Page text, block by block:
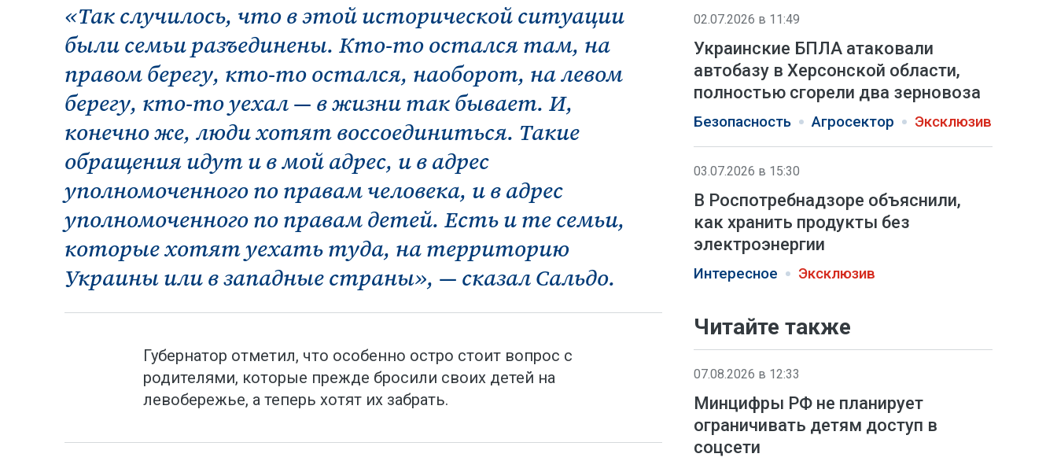
«Так случилось, что в этой исторической ситуации
были семьи разъединены. Кто-то остался там, на
правом берегу, кто-то остался, наоборот, на левом
берегу, кто-то уехал — в жизни так бывает. И,
конечно же, люди хотят воссоединиться. Такие
обращения идут и в мой адрес, и в адрес
уполномоченного по правам человека, и в адрес
уполномоченного по правам детей. Есть и те семьи,
которые хотят уехать туда, на территорию
Украины или в западные страны», — сказал Сальдо.
Губернатор отметил, что особенно остро стоит вопрос с
родителями, которые прежде бросили своих детей на
левобережье, а теперь хотят их забрать.
02.07.2026 в 11:49
Украинские БПЛА атаковали
автобазу в Херсонской области,
полностью сгорели два зерновоза
Безопасность Агросектор Эксклюзив
03.07.2026 в 15:30
В Роспотребнадзоре объяснили,
как хранить продукты без
электроэнергии
Интересное Эксклюзив
Читайте также
07.08.2026 в 12:33
Минцифры РФ не планирует
ограничивать детям доступ в
соцсети